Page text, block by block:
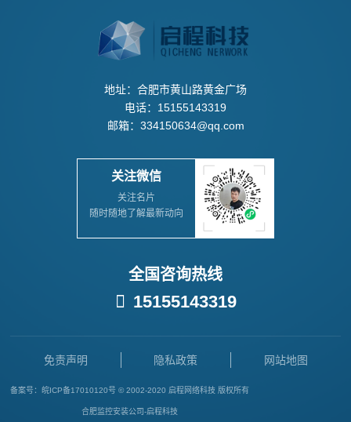
地址：合肥市黄山路黄金广场
电话：15155143319
邮箱：334150634@qq.com
关注微信
关注名片
随时随地了解最新动向
全国咨询热线
 15155143319
免责声明 隐私政策 网站地图
备案号：皖ICP备17010120号 © 2002-2020 启程网络科技 版权所有
合肥监控安装公司-启程科技